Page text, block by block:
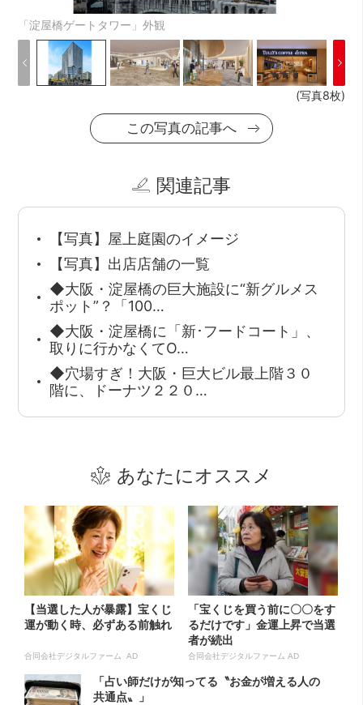
「淀屋橋ゲートタワー」外観
(写真8枚)
この写真の記事へ
関連記事
【写真】屋上庭園のイメージ
【写真】出店店舗の一覧
◆大阪・淀屋橋の巨大施設に“新グルメス
ポット”？「100…
◆大阪・淀屋橋に「新･フードコート」、
取りに行かなくてO…
◆穴場すぎ！大阪・巨大ビル最上階３０
階に、ドーナツ２２０…
あなたにオススメ
【当選した人が暴露】宝くじ
運が動く時、必ずある前触れ
合同会社デジタルファーム AD
「宝くじを買う前に〇〇をす
るだけです」金運上昇で当選
者が続出
合同会社デジタルファーム AD
「占い師だけが知ってる〝お金が増える人の
共通点〟」